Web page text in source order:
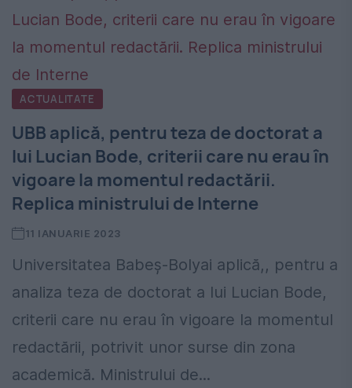
ACTUALITATE
UBB aplică, pentru teza de doctorat a
lui Lucian Bode, criterii care nu erau în
vigoare la momentul redactării.
Replica ministrului de Interne
11 IANUARIE 2023
Universitatea Babeș-Bolyai aplică,, pentru a
analiza teza de doctorat a lui Lucian Bode,
criterii care nu erau în vigoare la momentul
redactării, potrivit unor surse din zona
academică. Ministrului de...